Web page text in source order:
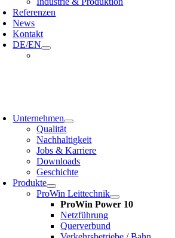
Referenzen
News
Kontakt
DE/EN
Unternehmen
Qualität
Nachhaltigkeit
Jobs & Karriere
Downloads
Geschichte
Produkte
ProWin Leittechnik
ProWin Power 10
Netzführung
Querverbund